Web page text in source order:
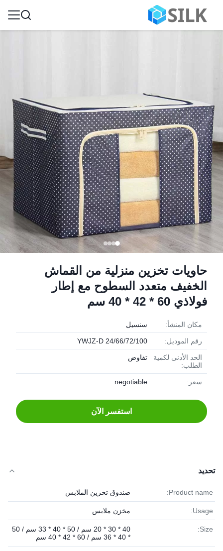
حاويات تخزين منزلية من القماش
الخفيف متعدد السطوح مع إطار
فولاذي 60 * 42 * 40 سم
مكان المنشأ: سنسيل
رقم الموديل: YWJZ-D 24/66/72/100
الحد الأدنى لكمية
الطلب:
تفاوض
سعر: negotiable
استفسر الآن
تحديد
Product name: صندوق تخزين الملابس
Usage: مخزن ملابس
Size:
40 * 30 * 20 سم / 50 * 40 * 33 سم / 50
* 40 * 36 سم / 60 * 42 * 40 سم